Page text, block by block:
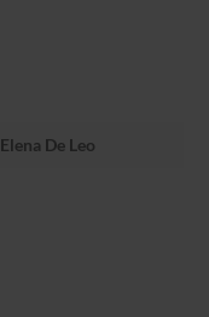
Elena De Leo